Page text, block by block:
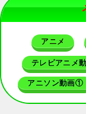
アニメ
テレビアニメ
アニソン動画①